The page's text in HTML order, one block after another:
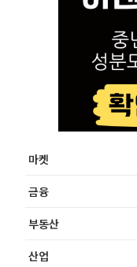
마켓
금융
부동산
산업